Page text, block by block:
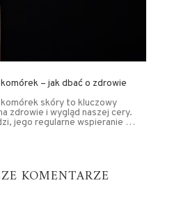
– jak dbać o zdrowie
skóry to kluczowy
zdrowie i wygląd naszej cery.
jego regularne wspieranie …
KOMENTARZE